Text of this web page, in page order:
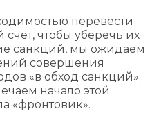
перевести
чтобы уберечь их
санкций, мы ожидаем
совершения
«в обход санкций».
начало этой
«фронтовик».